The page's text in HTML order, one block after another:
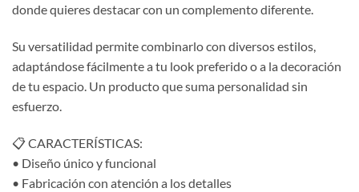
donde quieres destacar con un complemento diferente.
Su versatilidad permite combinarlo con diversos estilos,
adaptándose fácilmente a tu look preferido o a la decoración
de tu espacio. Un producto que suma personalidad sin
esfuerzo.
📋 CARACTERÍSTICAS:
• Diseño único y funcional
• Fabricación con atención a los detalles